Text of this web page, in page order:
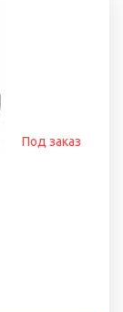
Под заказ